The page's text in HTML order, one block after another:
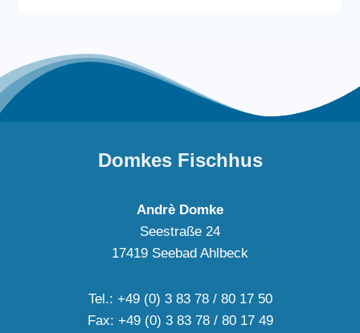
Domkes Fischhus
Andrè Domke
Seestraße 24
17419 Seebad Ahlbeck
Tel.: +49 (0) 3 83 78 / 80 17 50
Fax: +49 (0) 3 83 78 / 80 17 49